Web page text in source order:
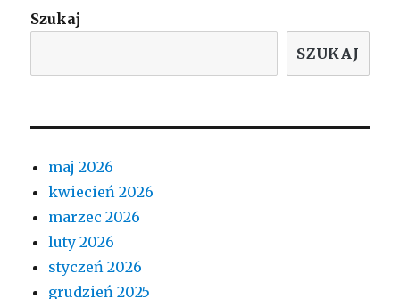
Szukaj
SZUKAJ
maj 2026
kwiecień 2026
marzec 2026
luty 2026
styczeń 2026
grudzień 2025